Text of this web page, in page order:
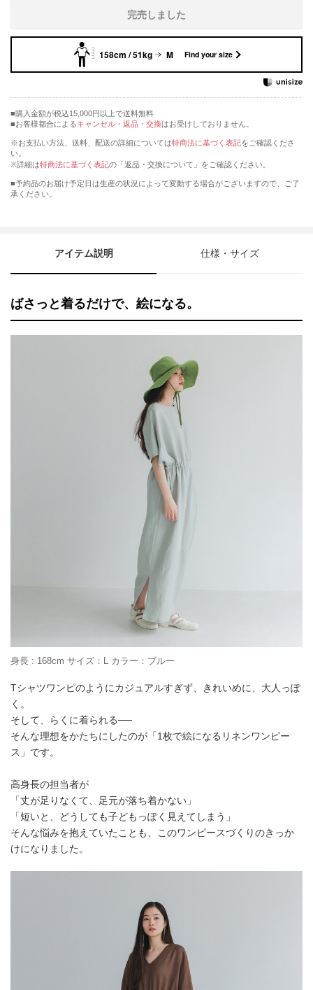
完売しました
158cm / 51kg M Find your size
購入金額が税込15,000円以上で送料無料
お客様都合によるキャンセル・返品・交換はお受けしておりません。
※お支払い方法、送料、配送の詳細については特商法に基づく表記をご確認くださ
い。
※詳細は特商法に基づく表記の「返品・交換について」をご確認ください。
■予約品のお届け予定日は生産の状況によって変動する場合がございますので、ご了
承ください。
アイテム説明 仕様・サイズ
ばさっと着るだけで、絵になる。
身長 : 168cm サイズ：L カラー：ブルー
Tシャツワンピのようにカジュアルすぎず、きれいめに、大人っぽ
く。
そして、らくに着られる──
そんな理想をかたちにしたのが「1枚で絵になるリネンワンピー
ス」です。
高身長の担当者が
「丈が足りなくて、足元が落ち着かない」
「短いと、どうしても子どもっぽく見えてしまう」
そんな悩みを抱えていたことも、このワンピースづくりのきっか
けになりました。